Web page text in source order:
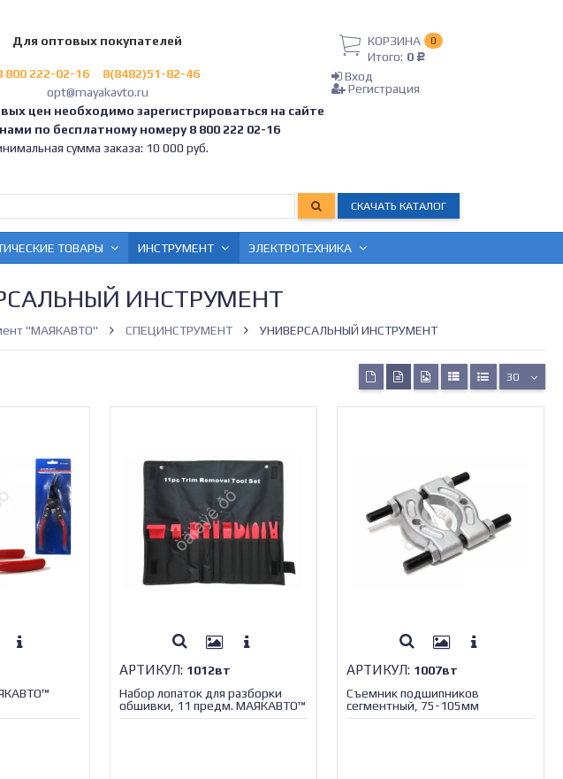
Для оптовых покупателей
800 222-02-16
8(8482)51-82-46
opt@mayakavto.ru
цен необходимо зарегистрироваться на сайте
нами по бесплатному номеру 8 800 222 02-16
сумма заказа: 10 000 руб.
КОРЗИНА 0
Итого: 0 Р
Вход
Регистрация
СКАЧАТЬ КАТАЛОГ
ТОВАРЫ ИНСТРУМЕНТ ЭЛЕКТРОТЕХНИКА
ИНСТРУМЕНТ
"МАЯКАВТО" СПЕЦИНСТРУМЕНТ УНИВЕРСАЛЬНЫЙ ИНСТРУМЕНТ
30
АРТИКУЛ: 1012вт
Набор лопаток для разборки
обшивки, 11 предм. МАЯКАВТО™
1/10_
АРТИКУЛ: 1007вт
Съемник подшипников
сегментный, 75-105мм
МАЯКАВТО™/1/5_